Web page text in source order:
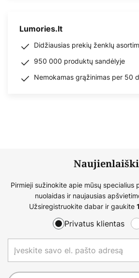
Lumories.lt
Didžiausias prekių ženklų
950 000 produktų sandėlyje
Nemokamas grąžinimas per 50
Pirmieji sužinokite apie mūsų specialius
nuolaidas ir naujausias
Užsiregistruokite dabar ir gaukite
Privatus klientas